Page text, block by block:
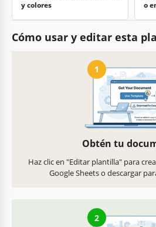
y colores
o
Cómo usar y editar esta
1
Obtén tu
Haz clic en "Editar plantilla" para
Google Sheets o descargar
2